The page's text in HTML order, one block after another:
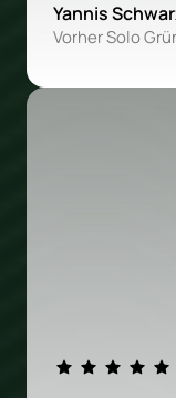
Yannis
Vorher Solo